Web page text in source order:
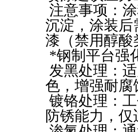
注意事项：
沉淀，涂装后
漆（禁用醇酸
*钢制平台强
发黑处理：
色，增强耐腐
镀铬处理：
防锈能力，